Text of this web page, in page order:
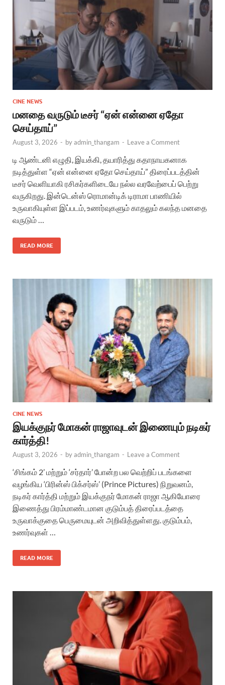
CINE NEWS
மனதை வருடும் டீசர் “ஏன் என்னை ஏதோ
செய்தாய்”
August 3, 2026 - byadmin_thangam - Leave a Comment
டி ஆண்டனி எழுதி, இயக்கி, தயாரித்து கதாநாயகனாக
நடித்துள்ள “ஏன் என்னை ஏதோ செய்தாய்” திரைப்படத்தின்
டீசர் வெளியாகி ரசிகர்களிடையே நல்ல வரவேற்பைப் பெற்று
வருகிறது. இன்டென்ஸ் ரொமான்டிக் டிராமா பாணியில்
உருவாகியுள்ள இப்படம், உணர்வுகளும் காதலும் கலந்த மனதை
வருடும் …
READ MORE
CINE NEWS
இயக்குநர் மோகன் ராஜாவுடன் இணையும் நடிகர்
கார்த்தி!
August 3, 2026 - byadmin_thangam - Leave a Comment
‘சிங்கம் 2’ மற்றும் ‘சர்தார்’ போன்ற பல வெற்றிப் படங்களை
வழங்கிய ‘பிரின்ஸ் பிக்சர்ஸ்’ (Prince Pictures) நிறுவனம்,
நடிகர் கார்த்தி மற்றும் இயக்குநர் மோகன் ராஜா ஆகியோரை
இணைத்து பிரம்மாண்டமான குடும்பத் திரைப்படத்தை
உருவாக்குதை பெருமையுடன் அறிவித்துள்ளது. குடும்பம்,
உணர்வுகள் …
READ MORE